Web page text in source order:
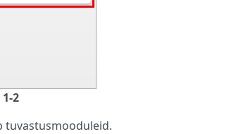
2
tuvastusmooduleid.